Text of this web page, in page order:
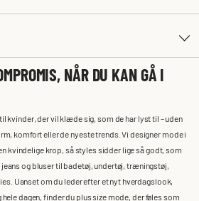
NÅR DU KAN GÅ I
kvinder, der vil klæde sig, som de har lyst til – uden
komfort eller de nyeste trends. Vi designer mode i
kvindelige krop, så styles sidder lige så godt, som
og bluser til badetøj, undertøj, træningstøj,
Uanset om du leder efter et nyt hverdagslook,
dagen, finder du plus size mode, der føles som